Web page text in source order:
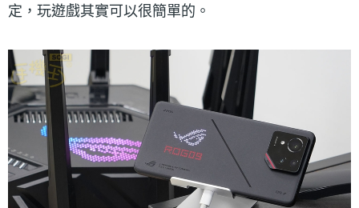
定，玩遊戲其實可以很簡單的。